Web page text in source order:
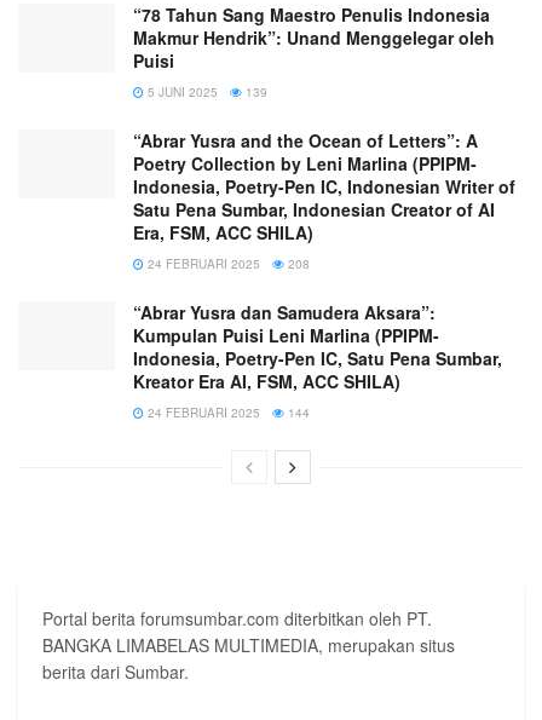
“78 Tahun Sang Maestro Penulis Indonesia
Makmur Hendrik”: Unand Menggelegar oleh
Puisi
5 JUNI 2025 139
“Abrar Yusra and the Ocean of Letters”: A
Poetry Collection by Leni Marlina (PPIPM-
Indonesia, Poetry-Pen IC, Indonesian Writer of
Satu Pena Sumbar, Indonesian Creator of AI
Era, FSM, ACC SHILA)
24 FEBRUARI 2025 208
“Abrar Yusra dan Samudera Aksara”:
Kumpulan Puisi Leni Marlina (PPIPM-
Indonesia, Poetry-Pen IC, Satu Pena Sumbar,
Kreator Era AI, FSM, ACC SHILA)
24 FEBRUARI 2025 144
Portal berita forumsumbar.com diterbitkan oleh PT.
BANGKA LIMABELAS MULTIMEDIA, merupakan situs
berita dari Sumbar.